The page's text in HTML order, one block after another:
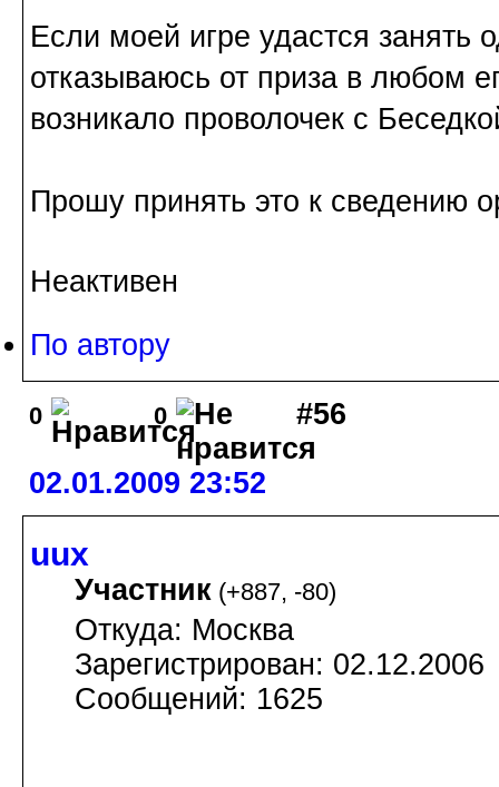
Если моей игре удастся занять
отказываюсь от приза в любом
возникало проволочек с
Прошу принять это к сведению
Неактивен
По автору
0 0 #56
02.01.2009 23:52
uux
Участник (+887, -80)
Откуда: Москва
Зарегистрирован: 02.12.2006
Сообщений: 1625